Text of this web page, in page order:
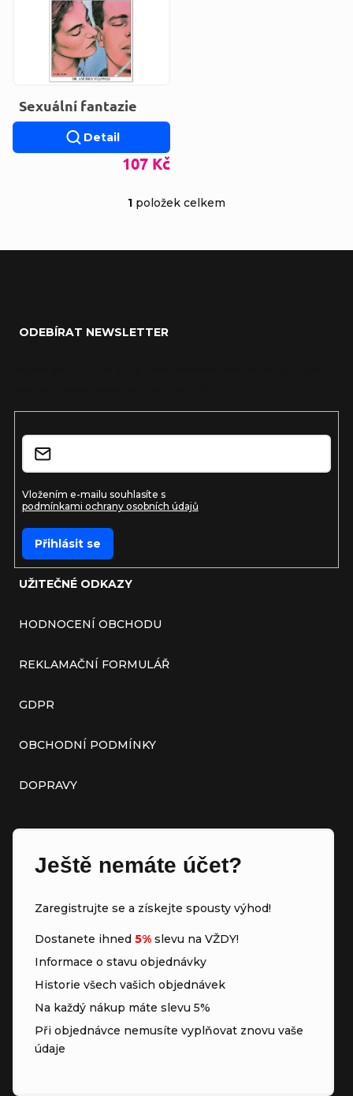
Sexuální fantazie
107 Kč
Detail
1 položek celkem
UŽITEČNÉ ODKAZY
HODNOCENÍ OBCHODU
REKLAMAČNÍ FORMULÁŘ
GDPR
OBCHODNÍ PODMÍNKY
DOPRAVY
Ještě nemáte účet?
Zaregistrujte se a získejte spousty výhod!
Dostanete ihned 5% slevu na VŽDY!
Informace o stavu objednávky
Historie všech vašich objednávek
Na každý nákup máte slevu 5%
Při objednávce nemusíte vyplňovat znovu vaše
údaje
ODEBÍRAT NEWSLETTER
Vložením e-mailu souhlasíte s
podmínkami ochrany osobních údajů
Přihlásit se